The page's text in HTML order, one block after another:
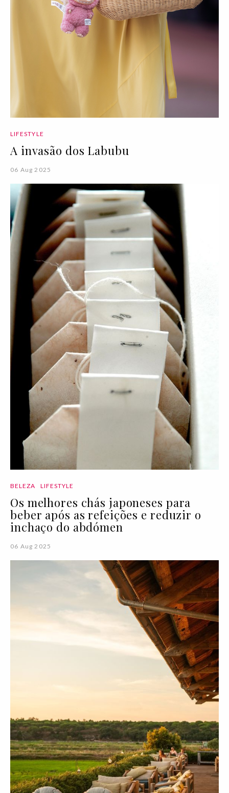
LIFESTYLE
A invasão dos Labubu
06 Aug 2025
BELEZA LIFESTYLE
Os melhores chás japoneses para
beber após as refeições e reduzir o
inchaço do abdómen
06 Aug 2025